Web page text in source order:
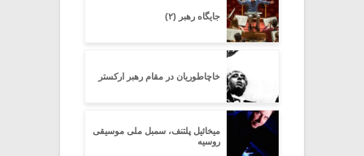
جایگاه رهبر (۲)
خاچاطوریان در مقام رهبر ارکستر
میخائیل پلتنف، سمبل ملی موسیقی
روسیه